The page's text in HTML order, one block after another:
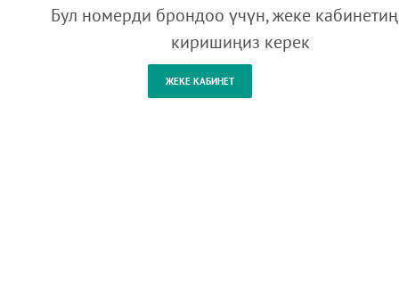
Бул номерди брондоо үчүн, жеке
киришиңиз керек